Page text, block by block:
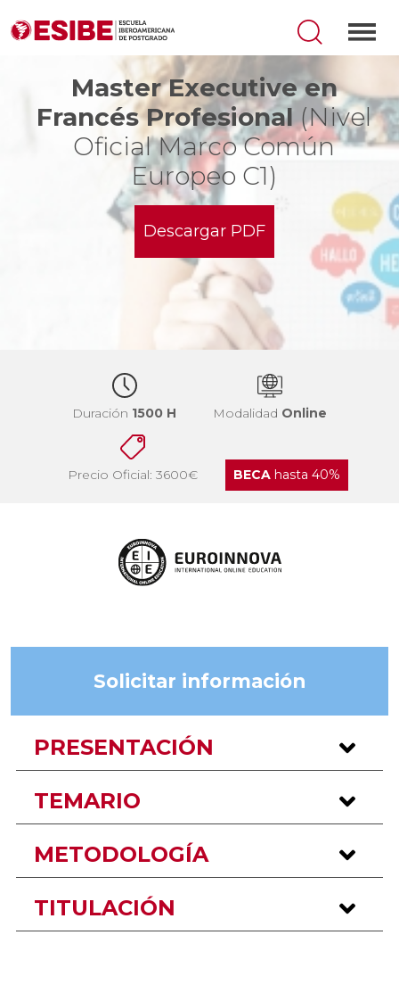
Master Executive en
Francés Profesional(Nivel
Oficial Marco Común
Europeo C1)
Descargar PDF
Duración 1500 H Modalidad Online
Precio Oficial: 3600€ BECAhasta 40%
Solicitar información
PRESENTACIÓN
TEMARIO
METODOLOGÍA
TITULACIÓN